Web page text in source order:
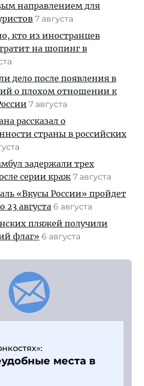
направлением для
7 августа
кто из иностранцев
на шопинг в
дело после появления в
о плохом отношении к
7 августа
рассказал о
страны в российских
задержали трех
серии краж 7 августа
«Вкусы России» пройдет
23 августа 6 августа
пляжей получили
флаг» 6 августа
места в